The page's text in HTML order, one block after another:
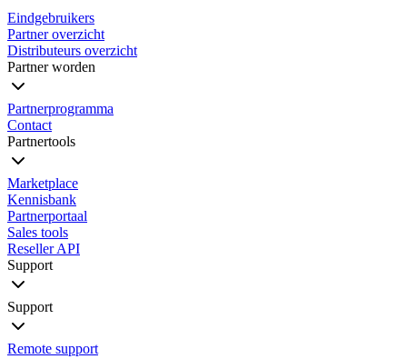
Eindgebruikers
Partner overzicht
Distributeurs overzicht
Partner worden
Partnerprogramma
Contact
Partnertools
Marketplace
Kennisbank
Partnerportaal
Sales tools
Reseller API
Support
Support
Remote support